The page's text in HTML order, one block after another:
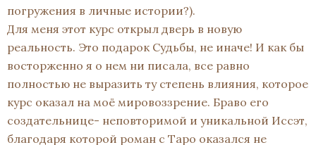
погружения в личные истории?).
Для меня этот курс открыл дверь в новую
реальность. Это подарок Судьбы, не иначе! И как бы
восторженно я о нем ни писала, все равно
полностью не выразить ту степень влияния, которое
курс оказал на моё мировоззрение. Браво его
создательнице- неповторимой и уникальной Иссэт,
благодаря которой роман с Таро оказался не